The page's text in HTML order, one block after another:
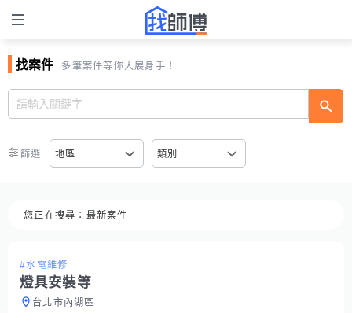
找案件 多筆案件等你大展身手！
篩選 地區 類別
您正在搜尋： 最新案件
#水電維修
燈具安裝等
台北市內湖區